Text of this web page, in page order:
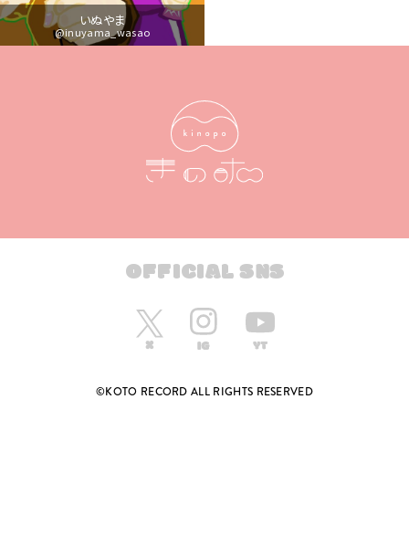
いぬやま
@inuyama_wasao
OFFICIAL SNS
©KOTO RECORD ALL RIGHTS RESERVED